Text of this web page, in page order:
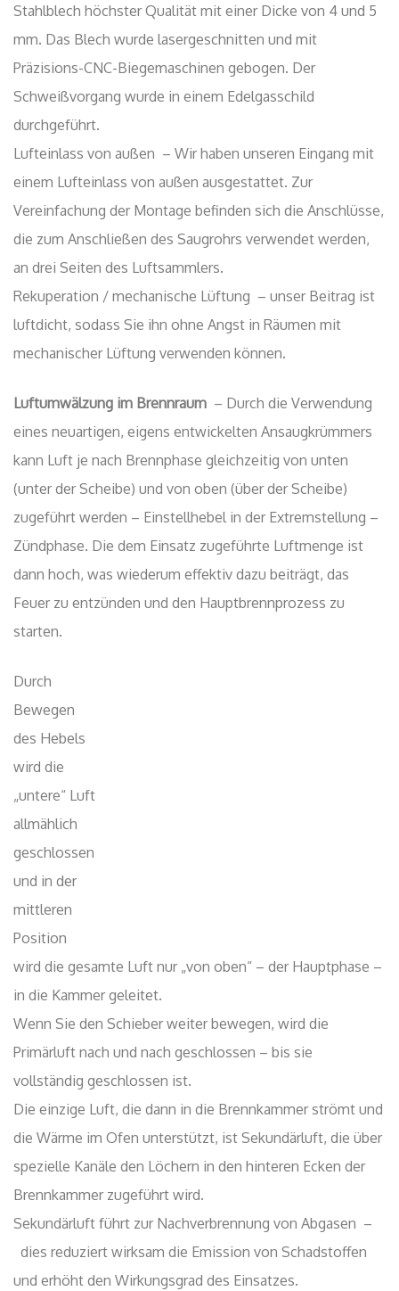
Stahlblech höchster Qualität mit einer Dicke von 4 und 5
mm. Das Blech wurde lasergeschnitten und mit
Präzisions-CNC-Biegemaschinen gebogen. Der
Schweißvorgang wurde in einem Edelgasschild
durchgeführt.
Lufteinlass von außen – Wir haben unseren Eingang mit
einem Lufteinlass von außen ausgestattet. Zur
Vereinfachung der Montage befinden sich die Anschlüsse,
die zum Anschließen des Saugrohrs verwendet werden,
an drei Seiten des Luftsammlers.
Rekuperation / mechanische Lüftung – unser Beitrag ist
luftdicht, sodass Sie ihn ohne Angst in Räumen mit
mechanischer Lüftung verwenden können.
Luftumwälzung im Brennraum – Durch die Verwendung
eines neuartigen, eigens entwickelten Ansaugkrümmers
kann Luft je nach Brennphase gleichzeitig von unten
(unter der Scheibe) und von oben (über der Scheibe)
zugeführt werden – Einstellhebel in der Extremstellung –
Zündphase. Die dem Einsatz zugeführte Luftmenge ist
dann hoch, was wiederum effektiv dazu beiträgt, das
Feuer zu entzünden und den Hauptbrennprozess zu
starten.
Durch
Bewegen des Hebels wird die „untere“ Luft allmählich
geschlossen und in der mittleren Position wird die
gesamte Luft nur „von oben“ – der Hauptphase – in die
Kammer geleitet.
Wenn Sie den Schieber weiter bewegen, wird die
Primärluft nach und nach geschlossen – bis sie
vollständig geschlossen ist.
Die einzige Luft, die dann in die Brennkammer strömt und
die Wärme im Ofen unterstützt, ist Sekundärluft, die über
spezielle Kanäle den Löchern in den hinteren Ecken der
Brennkammer zugeführt wird.
Sekundärluft führt zur Nachverbrennung von Abgasen –
dies reduziert wirksam die Emission von Schadstoffen
und erhöht den Wirkungsgrad des Einsatzes.
Luftverteiler
– der Verteiler und die Saugluft den oberen
und unteren Streifen trennt, unter dem Boden der
Verbrennungskammer angeordnet.
– ein einfach zu installierendes Gerät, das als